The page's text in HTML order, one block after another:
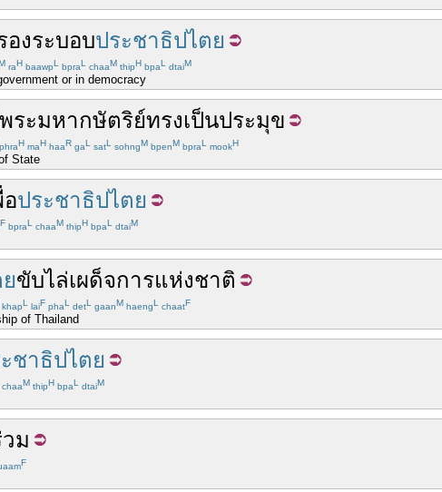
องระบอบประชาธิปไตย
raH baawpL bpraL chaaM thipH bpaL dtaiM
or in democracy
พระมหากษัตริย์ทรงเป็นประมุข
phraH maH haaR gaL satL sohngM bpenM bpraL mookH
State
อประชาธิปไตย
F bpraL chaaM thipH bpaL dtaiM
ขับไล่เผด็จการแห่งชาติ
khapL laiF phaL detL gaanM haengL chaatF
of Thailand
ชาธิปไตย
chaaM thipH bpaL dtaiM
ม
F